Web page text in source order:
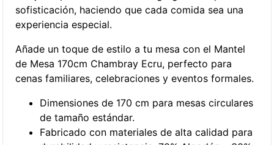
sofisticación, haciendo que cada comida sea una
experiencia especial.
Añade un toque de estilo a tu mesa con el Mantel
de Mesa 170cm Chambray Ecru, perfecto para
cenas familiares, celebraciones y eventos formales.
Dimensiones de 170 cm para mesas circulares
de tamaño estándar.
Fabricado con materiales de alta calidad para